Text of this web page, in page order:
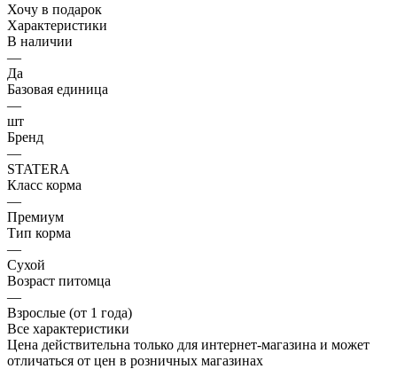
Хочу в подарок
Характеристики
В наличии
—
Да
Базовая единица
—
шт
Бренд
—
STATERA
Класс корма
—
Премиум
Тип корма
—
Сухой
Возраст питомца
—
Взрослые (от 1 года)
Все характеристики
Цена действительна только для интернет-магазина и может
отличаться от цен в розничных магазинах